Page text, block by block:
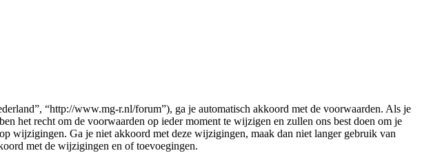
“http://www.mg-r.nl/forum”), ga je automatisch akkoord met de voorwaarden. Als je
het recht om de voorwaarden op ieder moment te wijzigen en zullen ons best doen om je
wijzigingen. Ga je niet akkoord met deze wijzigingen, maak dan niet langer gebruik van
met de wijzigingen en of toevoegingen.